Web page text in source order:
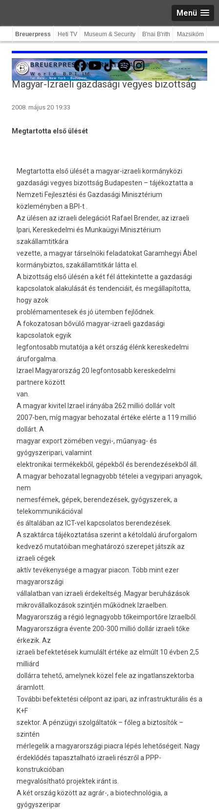
Menü
Breuerpress Heti TV Museum & Security B'nai B'rith Mazsiköm
Facebook
YouTube
TikTokSpotifyInstagram
Magyar-Izraeli gazdasági vegyes bizottság
2008. május 20 19:33
Megtartotta első ülését
Megtartotta első ülését a magyar-izraeli kormányközi
gazdasági vegyes bizottság Budapesten – tájékoztatta a
Nemzeti Fejlesztési és Gazdasági Minisztérium
közleményben a BPI-t .
Az ülésen az izraeli delegációt Rafael Brender, az izraeli
Ipari, Kereskedelmi és Munkaügyi Minisztérium
szakállamtitkára
vezette, a magyar társelnöki feladatokat Garamhegyi Ábel
kormánybiztos, szakállamtitkár látta el.
A bizottság első ülésén a két fél áttekintette a gazdasági
kapcsolatok alakulását és tendenciáit, és megállapította,
hogy azok
problémamentesek és jó ütemben fejlődnek.
A fokozatosan bővülő magyar-izraeli gazdasági
kapcsolatok egyik
legfontosabb mutatója a két ország élénk kereskedelmi
áruforgalma.
Izrael Magyarország 20 legfontosabb kereskedelmi
partnere között
van.
A magyar kivitel Izrael irányába 262 millió dollár volt
2007-ben, míg magyar behozatal értéke elérte a 119 millió
dollárt. A
magyar export zömében vegyi-, műanyag- és
gyógyszeripari, valamint
elektronikai termékekből, gépekből és berendezésekből áll.
A magyar behozatal legnagyobb tételei a vegyipari anyagok,
nem
nemesfémek, gépek, berendezések, gyógyszerek, a
telekommunikációval
és általában az ICT-vel kapcsolatos berendezések.
A szaktárca tájékoztatása szerint a kétoldalú áruforgalom
kedvező mutatóiban meghatározó szerepet játszik az
izraeli cégek
aktív tevékenysége a magyar piacon. Több mint ezer
magyarországi
vállalatban van izraeli érdekeltség. Magyar beruházások
mikrovállalkozások szintjén működnek Izraelben.
Magyarország a régió legnagyobb tőkeimportőre Izraelből.
Magyarországra évente 200-300 millió dollár izraeli tőke
érkezik. Az
izraeli befektetések kumulált értéke az elmúlt 10 évben 2,5
milliárd
dollárra tehető, amelynek közel fele az ingatlanszektorba
áramlott.
További befektetési célpont az ipari, az infrastrukturális és a
K+F
szektor. A pénzügyi szolgáltatók – főleg a biztosítók –
szintén
mérlegelik a magyarországi piacra lépés lehetőségeit. Nagy
érdeklődés tapasztalható izraeli részről a PPP-
konstrukcióban
megvalósítható projektek iránt is.
A két ország között az agrár-, a biotechnológia, a
gyógyszeripar